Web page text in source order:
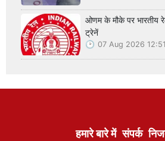
ओणम के मौके पर भारतीय
ट्रेनें
07 Aug 2026
हमारे बारे में संपर्क